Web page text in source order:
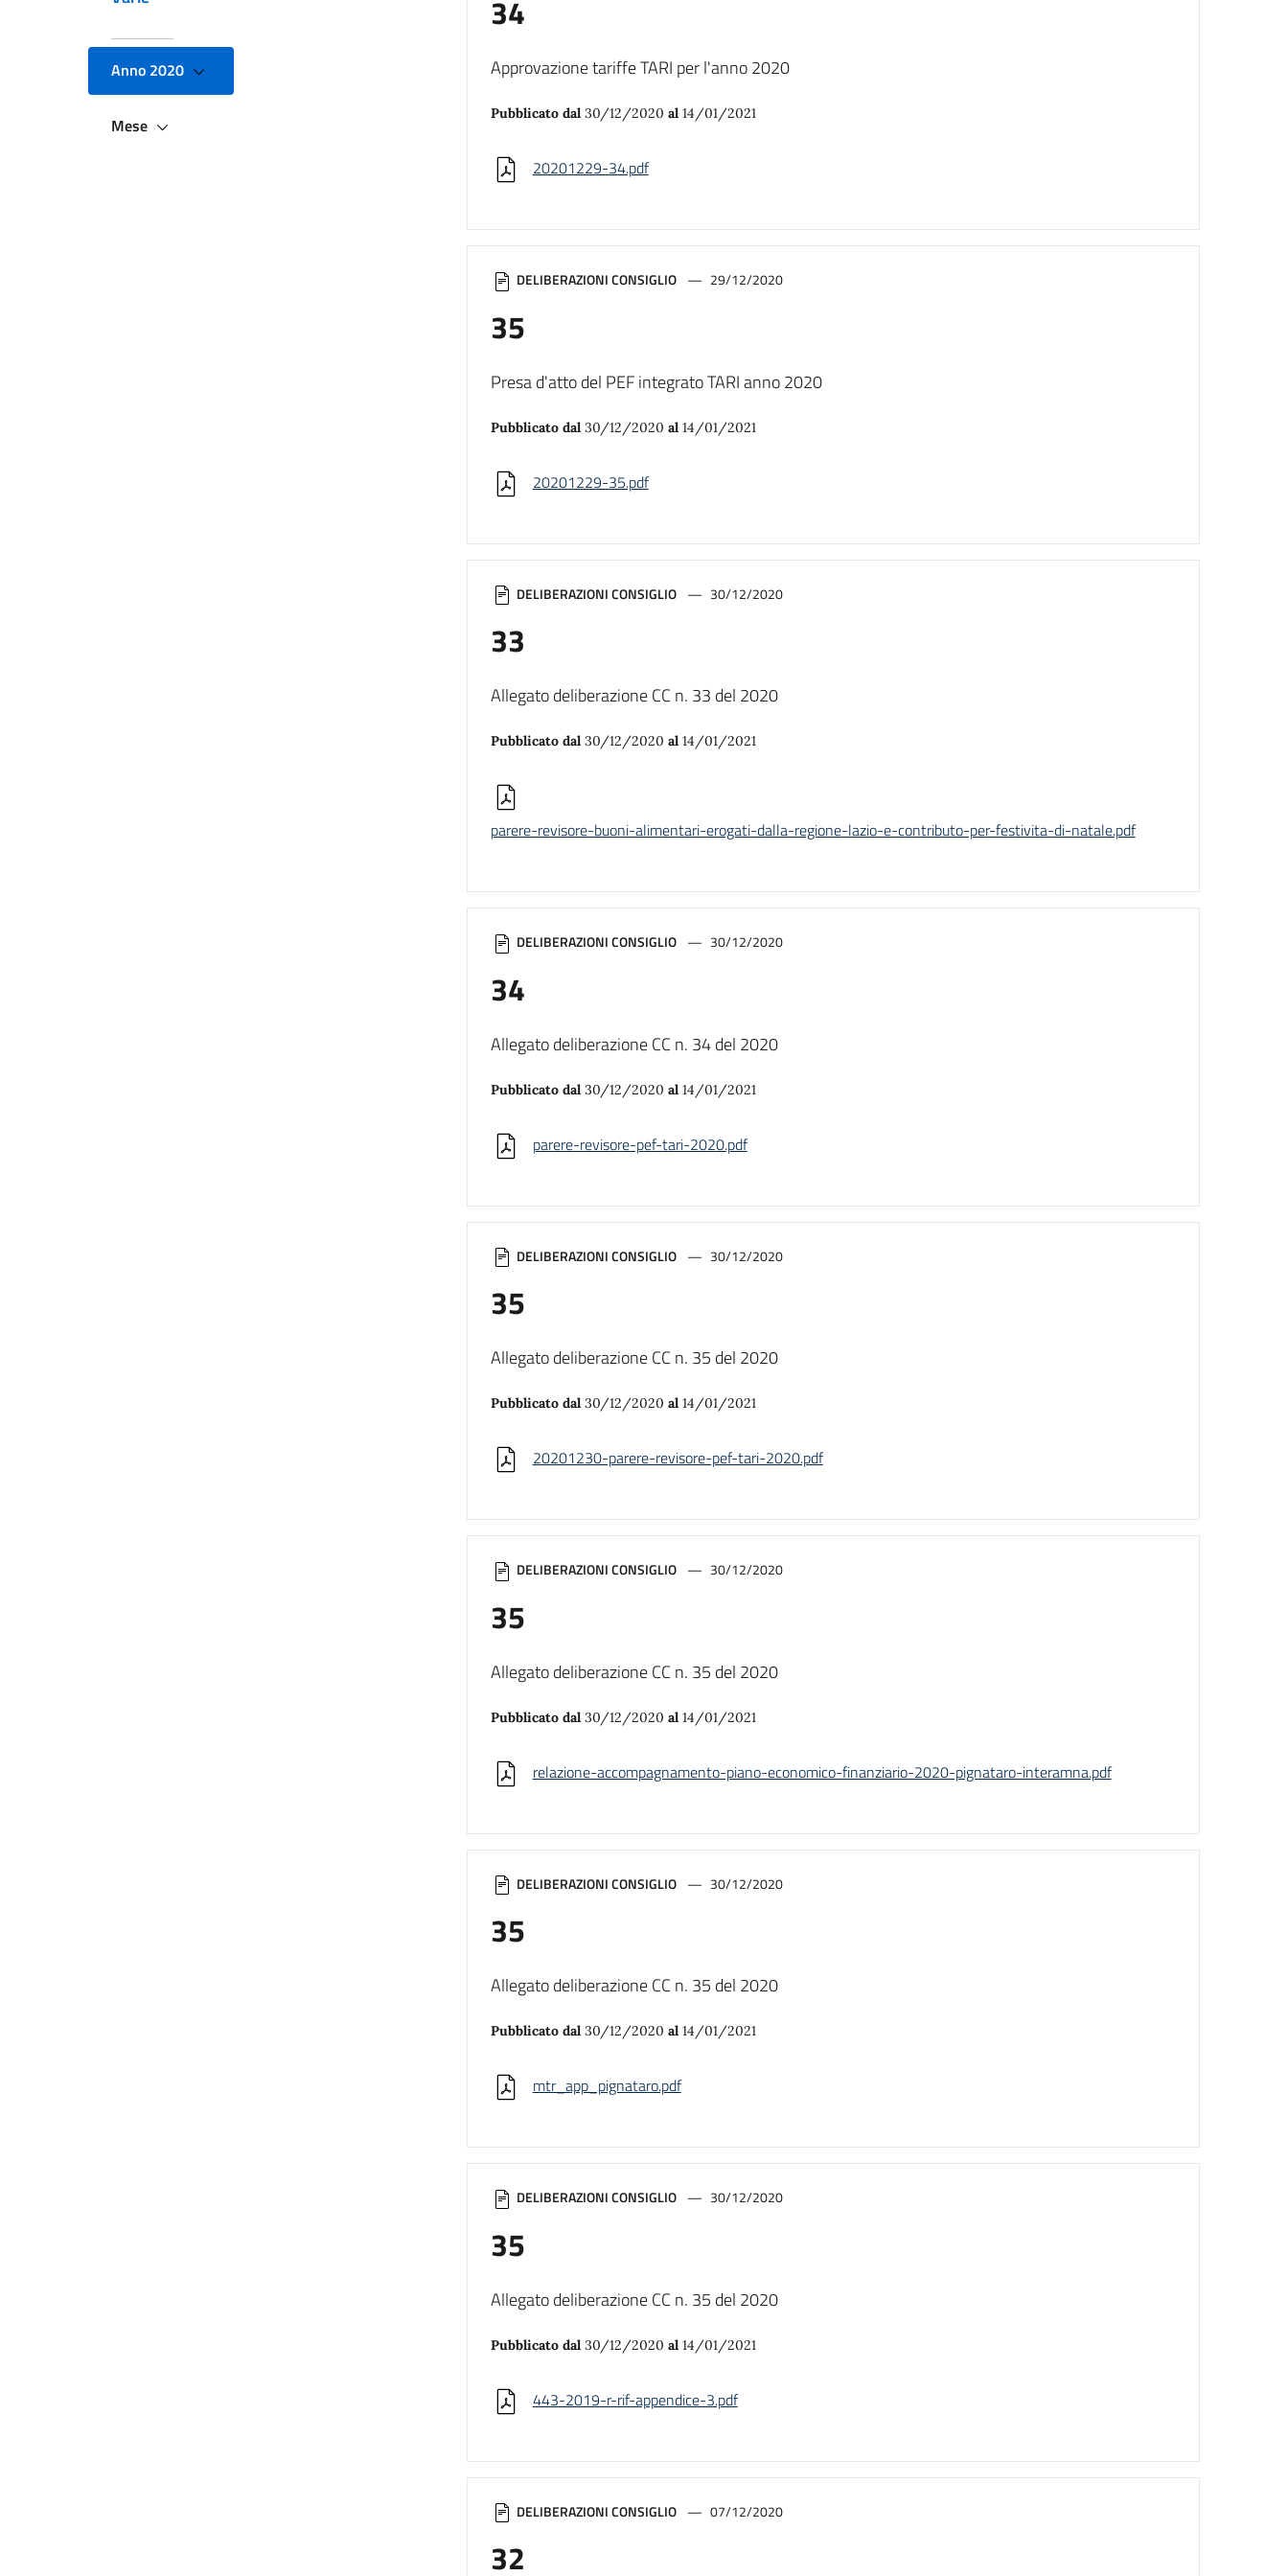
Anno 2020
Mese
34
Approvazione tariffe TARI per l'anno 2020
Pubblicato dal 30/12/2020 al14/01/2021
20201229-34.pdf
DELIBERAZIONI CONSIGLIO 29/12/2020
35
Presa d'atto del PEF integrato TARI anno 2020
Pubblicato dal 30/12/2020 al14/01/2021
20201229-35.pdf
DELIBERAZIONI CONSIGLIO 30/12/2020
33
Allegato deliberazione CC n. 33 del 2020
Pubblicato dal 30/12/2020 al14/01/2021
parere-revisore-buoni-alimentari-erogati-dalla-regione-lazio-e-contributo-per-festivita-di-natale.pdf
DELIBERAZIONI CONSIGLIO 30/12/2020
34
Allegato deliberazione CC n. 34 del 2020
Pubblicato dal 30/12/2020 al14/01/2021
parere-revisore-pef-tari-2020.pdf
DELIBERAZIONI CONSIGLIO 30/12/2020
35
Allegato deliberazione CC n. 35 del 2020
Pubblicato dal 30/12/2020 al14/01/2021
20201230-parere-revisore-pef-tari-2020.pdf
DELIBERAZIONI CONSIGLIO 30/12/2020
35
Allegato deliberazione CC n. 35 del 2020
Pubblicato dal 30/12/2020 al14/01/2021
relazione-accompagnamento-piano-economico-finanziario-2020-pignataro-interamna.pdf
DELIBERAZIONI CONSIGLIO 30/12/2020
35
Allegato deliberazione CC n. 35 del 2020
Pubblicato dal 30/12/2020 al14/01/2021
mtr_app_pignataro.pdf
DELIBERAZIONI CONSIGLIO 30/12/2020
35
Allegato deliberazione CC n. 35 del 2020
Pubblicato dal 30/12/2020 al14/01/2021
443-2019-r-rif-appendice-3.pdf
DELIBERAZIONI CONSIGLIO 07/12/2020
32